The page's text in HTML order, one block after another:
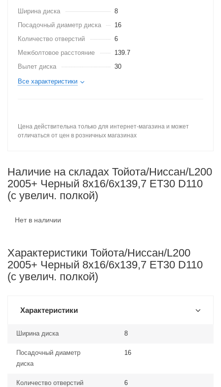
Ширина диска
8
Посадочный диаметр диска
16
Количество отверстий
6
Межболтовое расстояние
139.7
Вылет диска
30
Все характеристики
Цена действительна только для интернет-магазина и может
отличаться от цен в розничных магазинах
Наличие на складах Тойота/Ниссан/L200
2005+ Черный 8x16/6x139,7 ET30 D110
(с увелич. полкой)
Нет в наличии
Характеристики Тойота/Ниссан/L200
2005+ Черный 8x16/6x139,7 ET30 D110
(с увелич. полкой)
Характеристики
Ширина диска 8
Посадочный диаметр
диска
16
Количество отверстий 6